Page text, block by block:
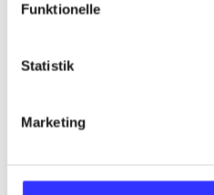
Funktionelle
Statistik
Marketing
Alle registrerede artikler
...
...
...